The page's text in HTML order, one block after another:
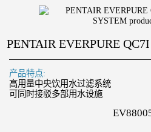
PENTAIR EVERPURE
产品特点:
高用量中央饮用水过滤系统
可同时接驳多部用水设施